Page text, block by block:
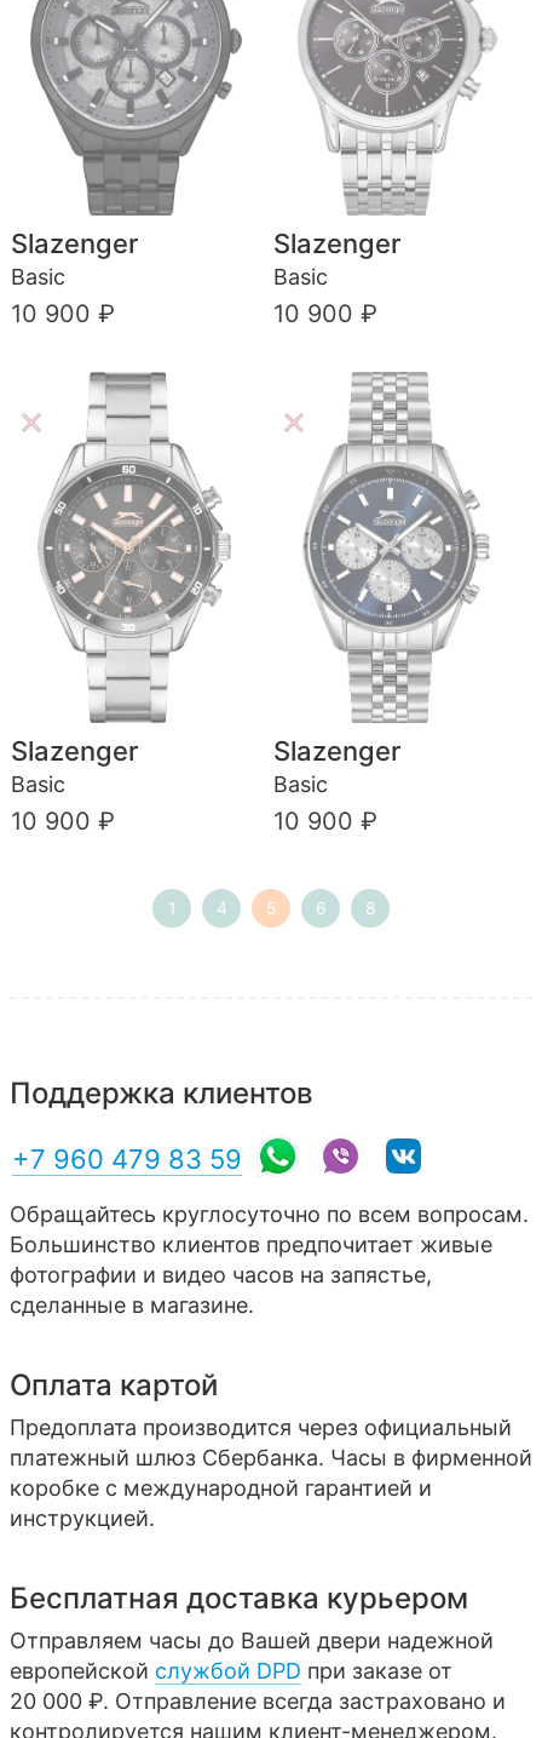
Slazenger
Basic
10 900 ₽
Slazenger
Basic
10 900 ₽
Slazenger
Basic
10 900 ₽
Slazenger
Basic
10 900 ₽
1 4 5 6 8
Поддержка клиентов
+7 960 479 83 59
Обращайтесь круглосуточно по всем вопросам.
Большинство клиентов предпочитает живые
фотографии и видео часов на запястье,
сделанные в магазине.
Оплата картой
Предоплата производится через официальный
платежный шлюз Сбербанка. Часы в фирменной
коробке с международной гарантией и
инструкцией.
Бесплатная доставка курьером
Отправляем часы до Вашей двери надежной
европейской службой DPD при заказе от
20 000 ₽. Отправление всегда застраховано и
контролируется нашим клиент-менеджером.